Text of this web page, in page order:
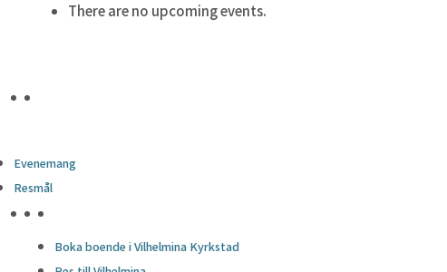
There are no upcoming events.
Evenemang
Resmål
Boka boende i Vilhelmina Kyrkstad